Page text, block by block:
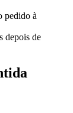
pedido à
depois de